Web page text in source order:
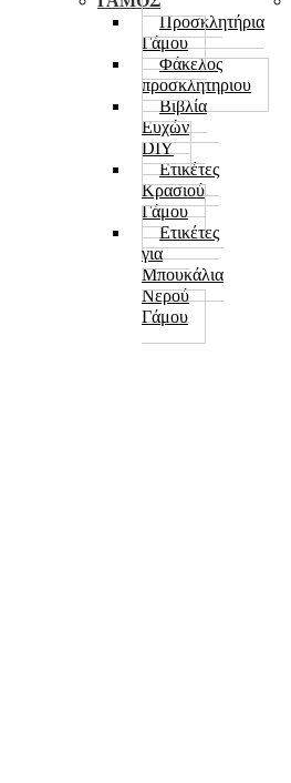
Προσκλητήρια
Γάμου
Φάκελος
προσκλητηριου
Βιβλία
Ευχών
DIY
Ετικέτες
Κρασιού
Γάμου
Ετικέτες
για
Μπουκάλια
Νερού
Γάμου